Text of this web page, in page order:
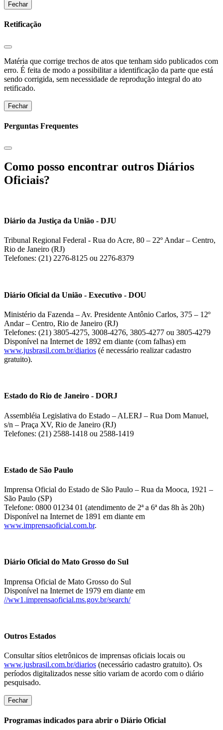
Fechar
Retificação
Matéria que corrige trechos de atos que tenham sido publicados com
erro. É feita de modo a possibilitar a identificação da parte que está
sendo corrigida, sem necessidade de reprodução integral do ato
retificado.
Fechar
Perguntas Frequentes
Como posso encontrar outros Diários
Oficiais?
Diário da Justiça da União - DJU
Tribunal Regional Federal - Rua do Acre, 80 – 22º Andar – Centro,
Rio de Janeiro (RJ)
Telefones: (21) 2276-8125 ou 2276-8379
Diário Oficial da União - Executivo - DOU
Ministério da Fazenda – Av. Presidente Antônio Carlos, 375 – 12º
Andar – Centro, Rio de Janeiro (RJ)
Telefones: (21) 3805-4275, 3008-4276, 3805-4277 ou 3805-4279
Disponível na Internet de 1892 em diante (com falhas) em
www.jusbrasil.com.br/diarios (é necessário realizar cadastro
gratuito).
Estado do Rio de Janeiro - DORJ
Assembléia Legislativa do Estado – ALERJ – Rua Dom Manuel,
s/n – Praça XV, Rio de Janeiro (RJ)
Telefones: (21) 2588-1418 ou 2588-1419
Estado de São Paulo
Imprensa Oficial do Estado de São Paulo – Rua da Mooca, 1921 –
São Paulo (SP)
Telefone: 0800 01234 01 (atendimento de 2ª a 6ª das 8h às 20h)
Disponível na Internet de 1891 em diante em
www.imprensaoficial.com.br.
Diário Oficial do Mato Grosso do Sul
Imprensa Oficial de Mato Grosso do Sul
Disponível na Internet de 1979 em diante em
//ww1.imprensaoficial.ms.gov.br/search/
Outros Estados
Consultar sítios eletrônicos de imprensas oficiais locais ou
www.jusbrasil.com.br/diarios (necessário cadastro gratuito). Os
períodos digitalizados nesse sítio variam de acordo com o diário
pesquisado.
Fechar
Programas indicados para abrir o Diário Oficial